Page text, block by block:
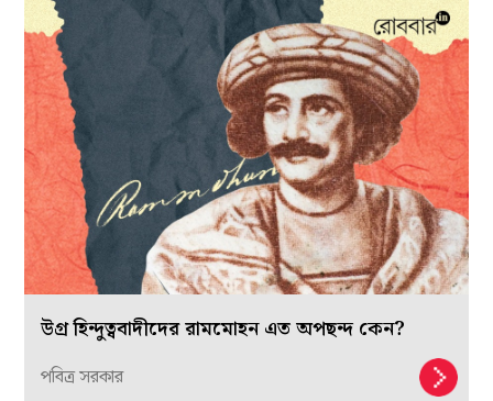
উগ্র হিন্দুত্ববাদীদের রামমোহন এত অপছন্দ কেন?
পবিত্র সরকার